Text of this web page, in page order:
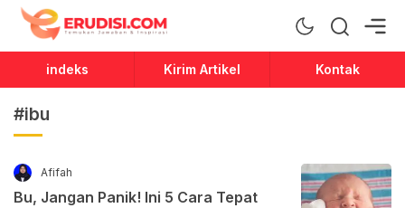
Erudisi
Temukan Jawaban dan Inspirasi
indeks Kirim Artikel Kontak
#ibu
Afifah
Bu, Jangan Panik! Ini 5 Cara Tepat